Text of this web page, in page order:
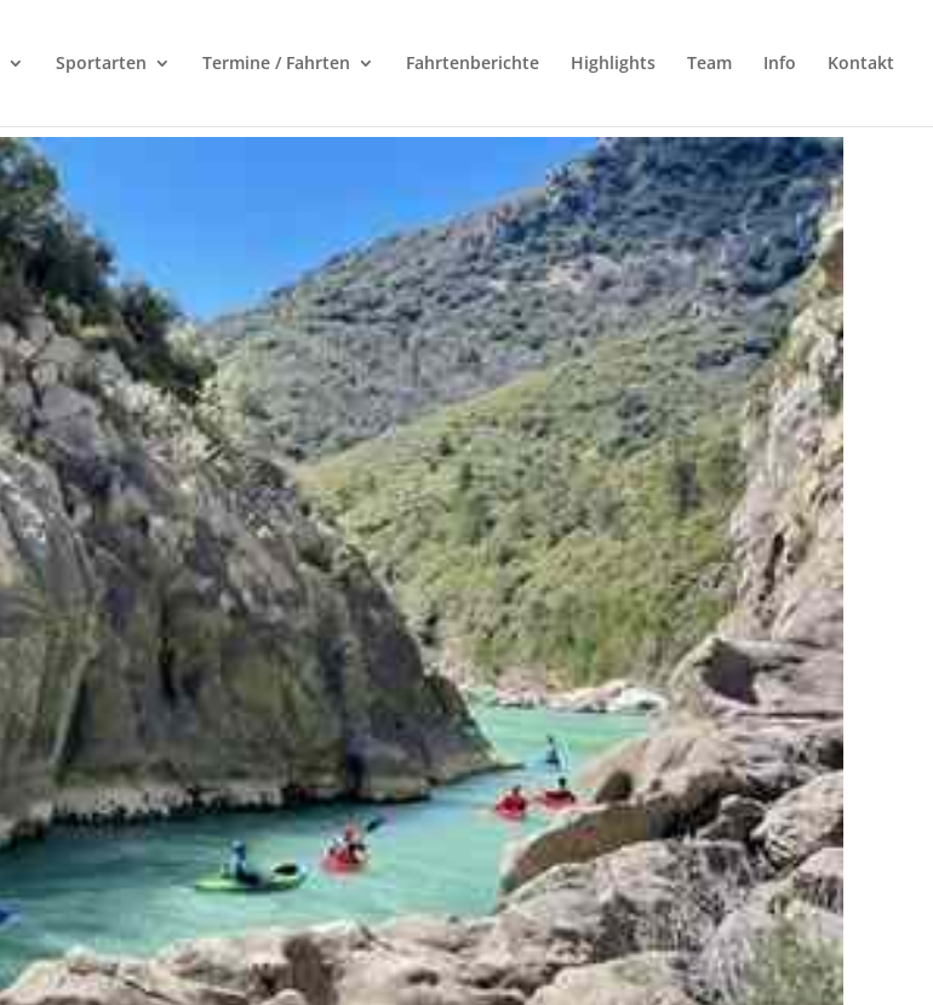
Sportarten Termine / Fahrten Fahrtenberichte Highlights Team Info Kontakt